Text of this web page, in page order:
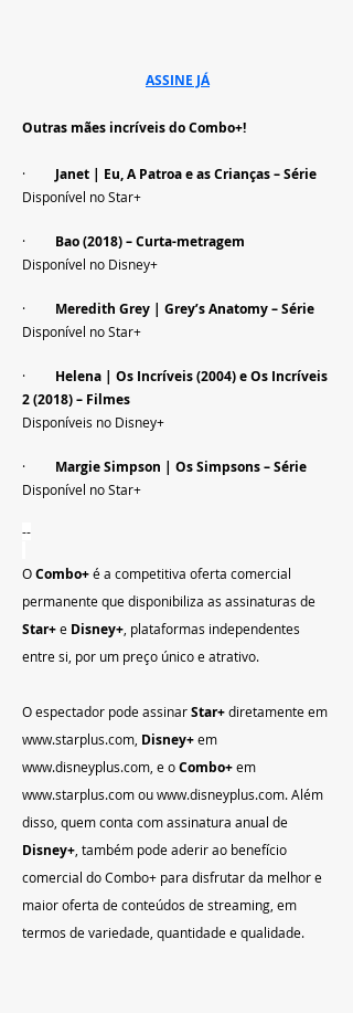
ASSINE JÁ
Outras mães incríveis do Combo+!
· Janet | Eu, A Patroa e as Crianças – Série
Disponível no Star+
· Bao (2018) – Curta-metragem
Disponível no Disney+
· Meredith Grey | Grey’s Anatomy – Série
Disponível no Star+
· Helena | Os Incríveis (2004) e Os Incríveis
2 (2018) – Filmes
Disponíveis no Disney+
· Margie Simpson | Os Simpsons – Série
Disponível no Star+
--
O Combo+ é a competitiva oferta comercial
permanente que disponibiliza as assinaturas de
Star+ e Disney+, plataformas independentes
entre si, por um preço único e atrativo.
O espectador pode assinar Star+ diretamente em
www.starplus.com, Disney+ em
www.disneyplus.com, e o Combo+ em
www.starplus.com ou www.disneyplus.com. Além
disso, quem conta com assinatura anual de
Disney+, também pode aderir ao benefício
comercial do Combo+ para disfrutar da melhor e
maior oferta de conteúdos de streaming, em
termos de variedade, quantidade e qualidade.